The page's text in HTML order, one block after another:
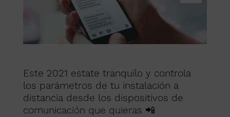
Este 2021 estate tranquilo y controla
los parámetros de tu instalación a
distancia desde los dispositivos de
comunicación que quieras 📲